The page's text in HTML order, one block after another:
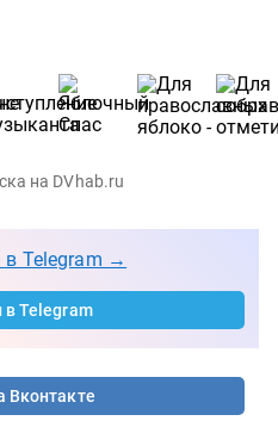
на DVhab.ru
в Telegram →
в Telegram
Вконтакте